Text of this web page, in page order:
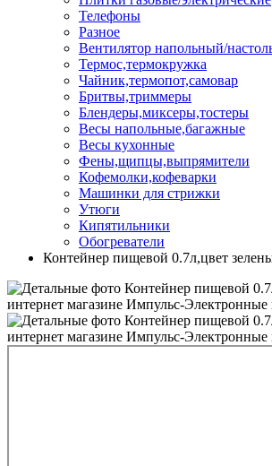
Телефоны
Разное
Вентилятор напольный/
Термос,термокружка
Чайник,термопот,самовар
Бритвы,триммеры
Блендеры,миксеры,тостеры
Весы напольные,багажные
Весы кухонные
Фены,щипцы,выпрямители
Кофемолки,кофеварки
Машинки для стрижки
Утюги
Кипятильники
Обогреватели
Контейнер пищевой 0.7л,цвет